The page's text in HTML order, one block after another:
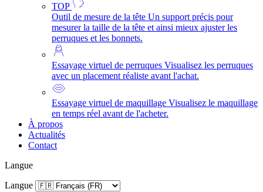
TOP
Outil de mesure de la tête Un support précis pour
mesurer la taille de la tête et ainsi mieux ajuster les
perruques et les bonnets.
Essayage virtuel de perruques Visualisez les perruques
avec un placement réaliste avant l'achat.
Essayage virtuel de maquillage Visualisez le maquillage
en temps réel avant de l'acheter.
À propos
Actualités
Contact
Langue
Langue